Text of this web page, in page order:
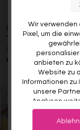
Esprit Kinderteppich
"TURTLE"
€49,00 €39,00 20%
Wir
Pixel, um die
anbieten zu
Website zu
Informationen zu
unsere
Analysen
pseudonymer
Advertising
10%
VORNAME
erneuter